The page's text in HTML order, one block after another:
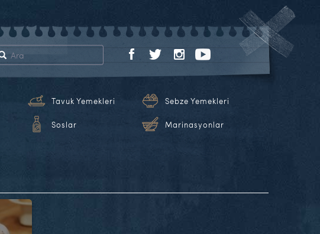
Tavuk Yemekleri Sebze Yemekleri
Soslar Marinasyonlar